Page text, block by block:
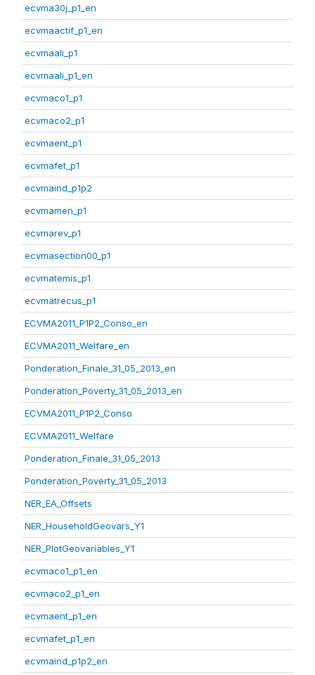
ecvma30j_p1_en
ecvmaactif_p1_en
ecvmaali_p1
ecvmaali_p1_en
ecvmaco1_p1
ecvmaco2_p1
ecvmaent_p1
ecvmafet_p1
ecvmaind_p1p2
ecvmamen_p1
ecvmarev_p1
ecvmasection00_p1
ecvmatemis_p1
ecvmatrecus_p1
ECVMA2011_P1P2_Conso_en
ECVMA2011_Welfare_en
Ponderation_Finale_31_05_2013_en
Ponderation_Poverty_31_05_2013_en
ECVMA2011_P1P2_Conso
ECVMA2011_Welfare
Ponderation_Finale_31_05_2013
Ponderation_Poverty_31_05_2013
NER_EA_Offsets
NER_HouseholdGeovars_Y1
NER_PlotGeovariables_Y1
ecvmaco1_p1_en
ecvmaco2_p1_en
ecvmaent_p1_en
ecvmafet_p1_en
ecvmaind_p1p2_en